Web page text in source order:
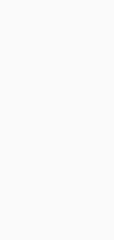
a
odstránených
na cestách I.triedy,
I. triedy), Úspora
I. triedy)